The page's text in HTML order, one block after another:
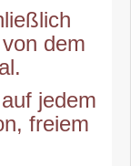
dem
jedem
freiem